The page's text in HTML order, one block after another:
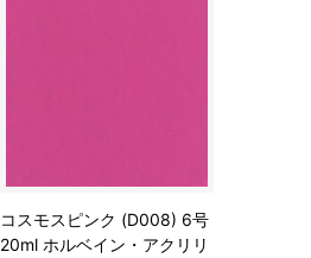
コスモスピンク (D008) 6号
20ml ホルベイン・アクリリ